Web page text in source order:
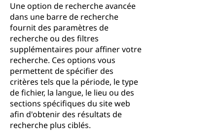
Une option de recherche avancée
dans une barre de recherche
fournit des paramètres de
recherche ou des filtres
supplémentaires pour affiner votre
recherche. Ces options vous
permettent de spécifier des
critères tels que la période, le type
de fichier, la langue, le lieu ou des
sections spécifiques du site web
afin d'obtenir des résultats de
recherche plus ciblés.